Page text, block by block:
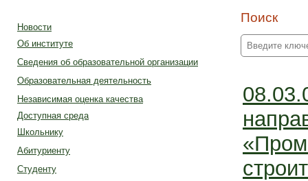
Новости
Об институте
Сведения об образовательной организации
Образовательная деятельность
Независимая оценка качества
Доступная среда
Школьнику
Абитуриенту
Студенту
Поиск